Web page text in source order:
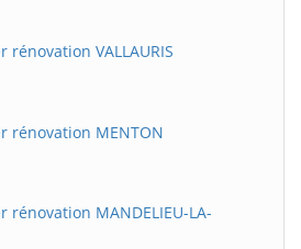
VALLAURIS
rénovation MENTON
rénovation MANDELIEU-LA-